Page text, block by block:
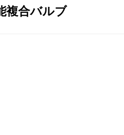
複合バルブ